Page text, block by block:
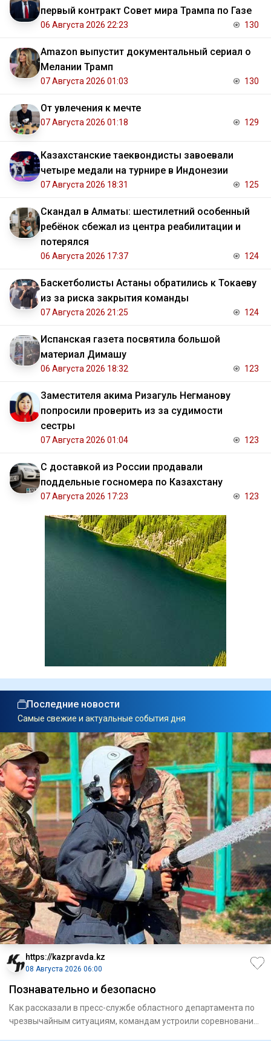
первый контракт Совет мира Трампа по Газе
06 Августа 2026 22:23 130
Amazon выпустит документальный сериал о
Мелании Трамп
07 Августа 2026 01:03 130
От увлечения к мечте
07 Августа 2026 01:18 129
Казахстанские таеквондисты завоевали
четыре медали на турнире в Индонезии
07 Августа 2026 18:31 125
Скандал в Алматы: шестилетний особенный
ребёнок сбежал из центра реабилитации и
потерялся
06 Августа 2026 17:37 124
Баскетболисты Астаны обратились к Токаеву
из за риска закрытия команды
07 Августа 2026 21:25 124
Испанская газета посвятила большой
материал Димашу
06 Августа 2026 18:32 123
Заместителя акима Ризагуль Негманову
попросили проверить из за судимости
сестры
07 Августа 2026 01:04 123
С доставкой из России продавали
поддельные госномера по Казахстану
07 Августа 2026 17:23 123
Последние новости
Самые свежие и актуальные события дня
https://kazpravda.kz
08 Августа 2026 06:00
Познавательно и безопасно
Как рассказали в пресс-службе областного департамента по
чрезвычайным ситуациям, командам устроили соревнования